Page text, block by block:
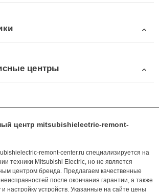
центры
центр mitsubishielectric-remont-
remont-center.ru специализируется на
техники Mitsubishi Electric, но не является
центром бренда. Предлагаем качественные
после окончания гарантии, а также
настройку устройств. Указанные на сайте цены